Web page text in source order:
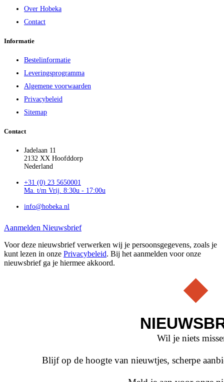
Over Hobeka
Contact
Informatie
Bestelinformatie
Leveringsprogramma
Algemene voorwaarden
Privacybeleid
Sitemap
Contact
Jadelaan 11
2132 XX Hoofddorp
Nederland
+31 (0) 23 5650001
Ma. t/m Vrij. 8:30u - 17:00u
info@hobeka.nl
Aanmelden Nieuwsbrief
Voor deze nieuwsbrief verwerken wij je persoonsgegevens, zoals je
kunt lezen in onze Privacybeleid. Bij het aanmelden voor onze
nieuwsbrief ga je hiermee akkoord.
Wil je niets
Blijf op de hoogte van nieuwtjes, scherpe